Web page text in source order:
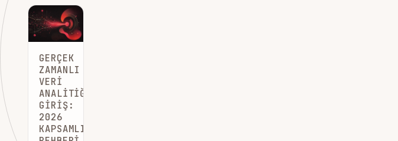
GERÇEK
ZAMANLI
VERI
ANALITIĞINE
GIRIŞ:
2026
KAPSAMLI